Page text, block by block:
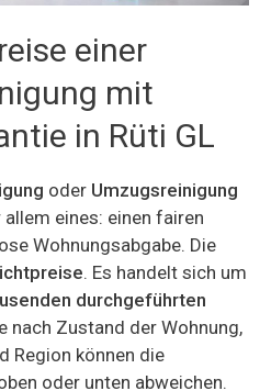
einer
mit
in Rüti GL
oder Umzugsreinigung
eines: einen fairen
Wohnungsabgabe. Die
. Es handelt sich um
durchgeführten
nach Zustand der Wohnung,
Region können die
oder unten abweichen.